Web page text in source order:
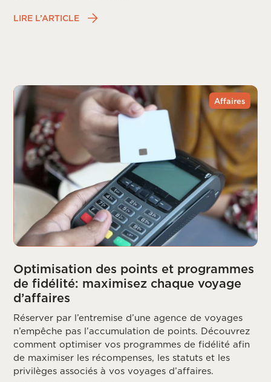
LIRE L’ARTICLE
Affaires
Optimisation des points et programmes
de fidélité: maximisez chaque voyage
d’affaires
Réserver par l’entremise d’une agence de voyages
n’empêche pas l’accumulation de points. Découvrez
comment optimiser vos programmes de fidélité afin
de maximiser les récompenses, les statuts et les
privilèges associés à vos voyages d’affaires.